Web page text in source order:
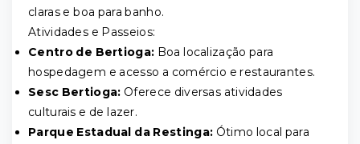
claras e boa para banho.
Atividades e Passeios:
Centro de Bertioga: Boa localização para
hospedagem e acesso a comércio e restaurantes.
Sesc Bertioga: Oferece diversas atividades
culturais e de lazer.
Parque Estadual da Restinga: Ótimo local para